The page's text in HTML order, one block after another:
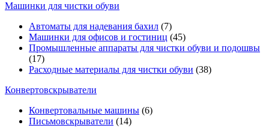
Машинки для чистки обуви
Автоматы для надевания бахил (7)
Машинки для офисов и гостиниц (45)
Промышленные аппараты для чистки обуви и подошвы
(17)
Расходные материалы для чистки обуви (38)
Конвертовскрыватели
Конвертовальные машины (6)
Письмовскрыватели (14)